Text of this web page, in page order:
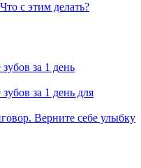
с этим делать?
за 1 день
за 1 день для
Верните себе улыбку